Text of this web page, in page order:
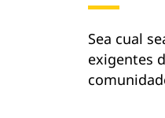
Sea cual
exigentes